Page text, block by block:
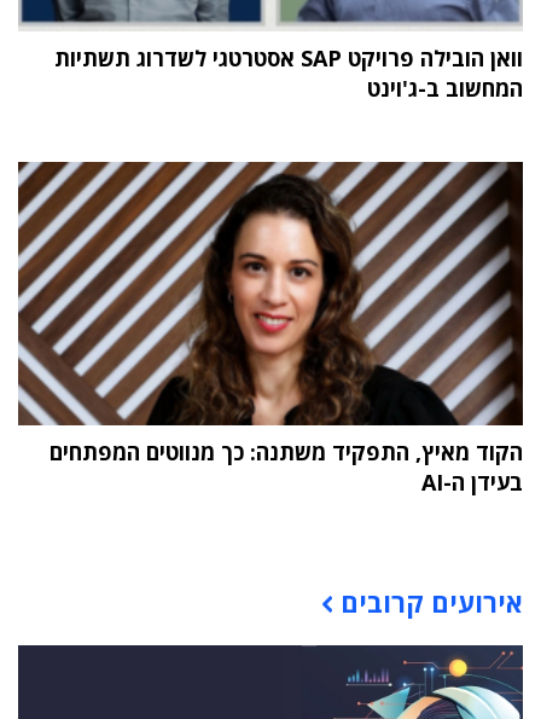
וואן הובילה פרויקט SAP אסטרטגי לשדרוג תשתיות
המחשוב ב-ג'וינט
הקוד מאיץ, התפקיד משתנה: כך מנווטים המפתחים
בעידן ה-AI
אירועים קרובים